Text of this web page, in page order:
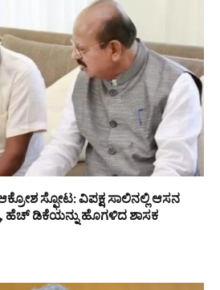
ಸ್ಫೋಟ: ವಿಪಕ್ಷ ಸಾಲಿನಲ್ಲಿ ಆಸನ
ಡಿಕೆಯನ್ನು ಹೊಗಳಿದ ಶಾಸಕ